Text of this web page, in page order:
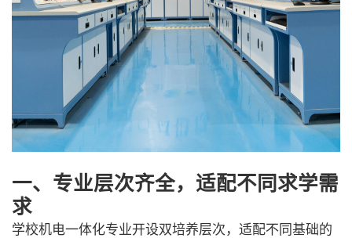
一、专业层次齐全，适配不同求学需
求
学校机电一体化专业开设双培养层次，适配不同基础的